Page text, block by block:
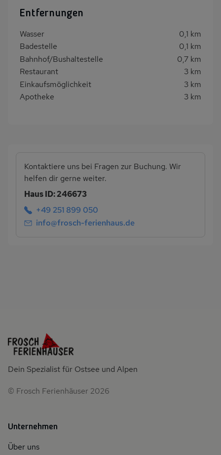
Entfernungen
Wasser
0,1 km
Badestelle
0,1 km
Bahnhof/Bushaltestelle
0,7 km
Restaurant
3 km
Einkaufsmöglichkeit
3 km
Apotheke
3 km
Kontaktiere uns bei Fragen zur Buchung. Wir
helfen dir gerne weiter.
Haus ID: 246673
+49 251 899 050
info@frosch-ferienhaus.de
Dein Spezialist für Ostsee und Alpen
© Frosch Ferienhäuser 2026
Unternehmen
Über uns